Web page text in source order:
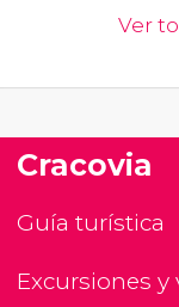
Ver
Cracovia
Guía turística
Excursiones